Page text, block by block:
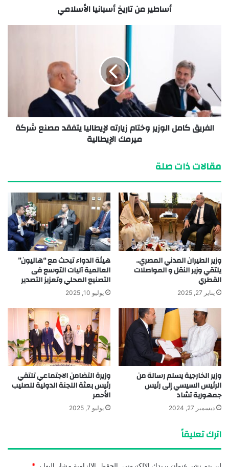
أساطير من تاريخ أسبانيا الأسلامي
الفريق كامل الوزير وختام زيارته لإيطاليا يتفقد مصنع شركة
ميرمك الإيطالية
مقالات ذات صلة
وزير الطيران المدني المصري..
يلتقي وزير النقل و المواصلات
القطري
يناير 27, 2025
هيئة الدواء تبحث مع “هاليون”
العالمية آليات التوسع فى
التصنيع المحلي وتعزيز التصدير
يوليو 10, 2025
وزير الخارجية يسلم رسالة من
الرئيس السيسي إلى رئيس
جمهورية تشاد
ديسمبر 27, 2024
وزيرة التضامن الاجتماعي تلتقي
رئيس بعثة اللجنة الدولية للصليب
الأحمر
يوليو 7, 2025
اترك تعليقاً